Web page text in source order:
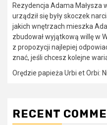
Rezydencja Adama Małysza
urządził się były skoczek
jakich wnętrzach mieszka
zbudował wyjątkową willę w
z propozycji najlepiej
znać, jeśli chcesz kolejne
Orędzie papieża Urbi et Orbi:
RECENT